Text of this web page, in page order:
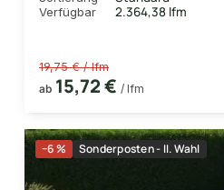
Verfügbar 2.364,38 lfm
19,75 € / lfm
ab 15,72 € / lfm
−6 % Sonderposten - II. Wahl